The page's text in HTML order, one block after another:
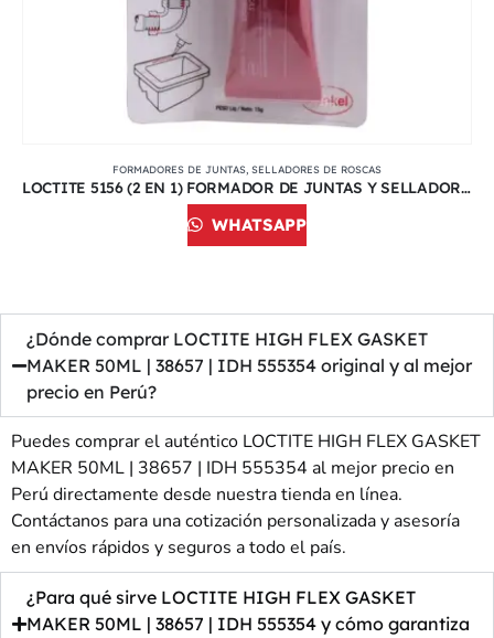
FORMADORES DE JUNTAS SELLADORES DE ROSCAS
LOCTITE 5156 (2 EN 1) FORMADOR DE JUNTAS Y SELLADOR DE ROSCAS 15 GR | IDH 2679364
WHATSAPP
¿Dónde comprar LOCTITE HIGH FLEX GASKET
MAKER 50ML | 38657 | IDH 555354 original y al mejor
precio en Perú?
Puedes comprar el auténtico LOCTITE HIGH FLEX GASKET
MAKER 50ML | 38657 | IDH 555354 al mejor precio en
Perú directamente desde nuestra tienda en línea.
Contáctanos para una cotización personalizada y asesoría
en envíos rápidos y seguros a todo el país.
¿Para qué sirve LOCTITE HIGH FLEX GASKET
MAKER 50ML | 38657 | IDH 555354 y cómo garantiza